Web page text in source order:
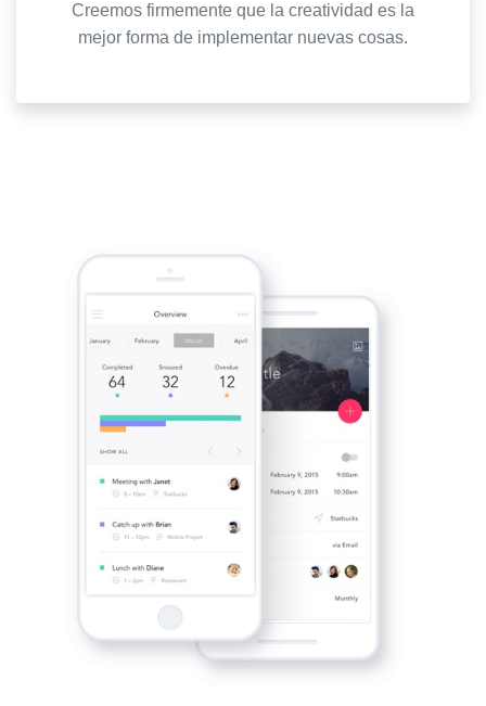
Creemos firmemente que la creatividad es la
mejor forma de implementar nuevas cosas.